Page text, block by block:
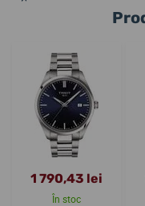
1 790,43 lei
În stoc